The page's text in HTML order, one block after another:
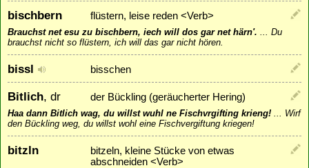
bischbern flüstern, leise reden <Verb>
Brauchst net esu zu bischbern, iech will dos gar net härn'.
Du
brauchst nicht so flüstern, ich will das gar nicht hören.
bissl bisschen
Bitlich, dr der Bückling (geräucherter Hering)
Haa dann Bitlich wag, du willst wuhl ne Fischvrgifting krieng!
Wirf
den Bückling weg, du willst wohl eine Fischvergiftung kriegen!
bitzln
bitzeln, kleine Stücke von etwas
abschneiden <Verb>